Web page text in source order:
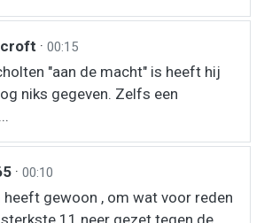
· 00:15
"aan de macht" is heeft hij
niks gegeven. Zelfs een
· 00:10
heeft gewoon , om wat voor reden
11 neer gezet tegen de